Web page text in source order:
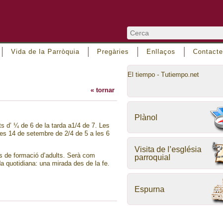
Vida de la Parròquia Pregàries Enllaços Contacte
« tornar
d’ ¼ de 6 de la tarda a1/4 de 7. Les
14 de setembre de 2/4 de 5 a les 6
de formació d’adults. Serà com
quotidiana: una mirada des de la fe.
El tiempo - Tutiempo.net
Plànol
Visita de l’església
parroquial
Espurna